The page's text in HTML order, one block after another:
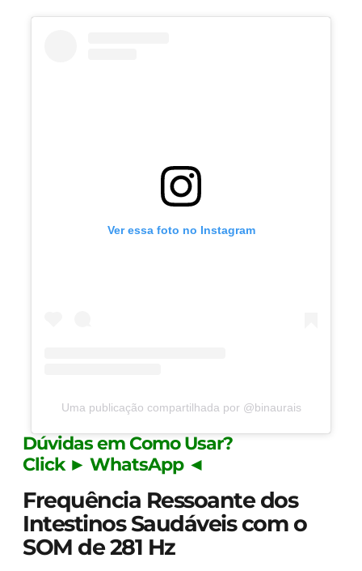
Ver essa foto no Instagram
Uma publicação compartilhada por @binaurais
Dúvidas em Como Usar?
Click ► WhatsApp ◄
Frequência Ressoante dos
Intestinos Saudáveis com o
SOM de 281 Hz